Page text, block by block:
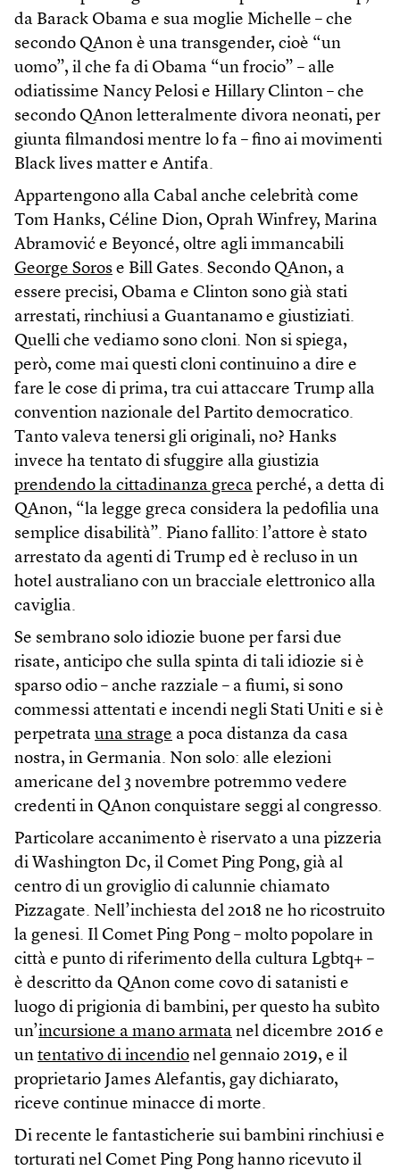
da Barack Obama e sua moglie Michelle – che
secondo QAnon è una transgender, cioè “un
uomo”, il che fa di Obama “un frocio” – alle
odiatissime Nancy Pelosi e Hillary Clinton – che
secondo QAnon letteralmente divora neonati, per
giunta filmandosi mentre lo fa – fino ai movimenti
Black lives matter e Antifa.
Appartengono alla Cabal anche celebrità come
Tom Hanks, Céline Dion, Oprah Winfrey, Marina
Abramović e Beyoncé, oltre agli immancabili
George Soros e Bill Gates. Secondo QAnon, a
essere precisi, Obama e Clinton sono già stati
arrestati, rinchiusi a Guantanamo e giustiziati.
Quelli che vediamo sono cloni. Non si spiega,
però, come mai questi cloni continuino a dire e
fare le cose di prima, tra cui attaccare Trump alla
convention nazionale del Partito democratico.
Tanto valeva tenersi gli originali, no? Hanks
invece ha tentato di sfuggire alla giustizia
prendendo la cittadinanza greca perché, a detta di
QAnon, “la legge greca considera la pedofilia una
semplice disabilità”. Piano fallito: l’attore è stato
arrestato da agenti di Trump ed è recluso in un
hotel australiano con un bracciale elettronico alla
caviglia.
Se sembrano solo idiozie buone per farsi due
risate, anticipo che sulla spinta di tali idiozie si è
sparso odio – anche razziale – a fiumi, si sono
commessi attentati e incendi negli Stati Uniti e si è
perpetrata una strage a poca distanza da casa
nostra, in Germania. Non solo: alle elezioni
americane del 3 novembre potremmo vedere
credenti in QAnon conquistare seggi al congresso.
Particolare accanimento è riservato a una pizzeria
di Washington Dc, il Comet Ping Pong, già al
centro di un groviglio di calunnie chiamato
Pizzagate. Nell’inchiesta del 2018 ne ho ricostruito
la genesi. Il Comet Ping Pong – molto popolare in
città e punto di riferimento della cultura Lgbtq+ –
è descritto da QAnon come covo di satanisti e
luogo di prigionia di bambini, per questo ha subìto
un’incursione a mano armata nel dicembre 2016 e
un tentativo di incendio nel gennaio 2019, e il
proprietario James Alefantis, gay dichiarato,
riceve continue minacce di morte.
Di recente le fantasticherie sui bambini rinchiusi e
torturati nel Comet Ping Pong hanno ricevuto il